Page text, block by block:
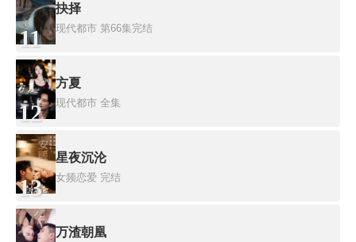
11
抉择
现代都市 第66集完结
12
方夏
现代都市 全集
13
星夜沉沦
女频恋爱 完结
万渣朝凰